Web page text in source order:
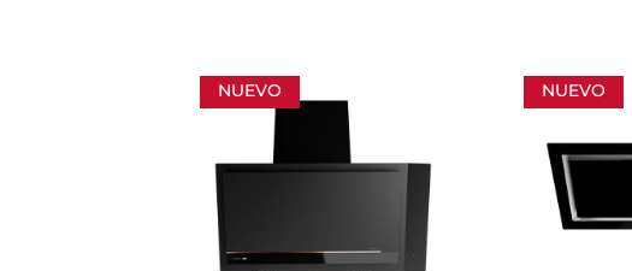
NUEVO NUEVO